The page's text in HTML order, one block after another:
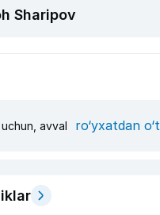
Sharipov
avval ro‘yxatdan